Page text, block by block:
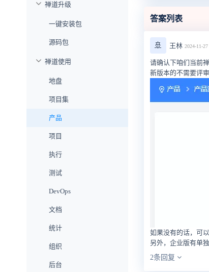
禅道升级
一键安装包
源码包
禅道使用
地盘
项目集
产品
项目
执行
测试
DevOps
文档
统计
组织
后台
答案列表
🚢 王林 2024-11-
请确认下咱们当前
新版本的不需要评
如果没有的话，可
另外，企业版有单
2条回复